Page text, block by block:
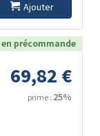
Ajouter
en précommande
69,82 €
prime : 25%